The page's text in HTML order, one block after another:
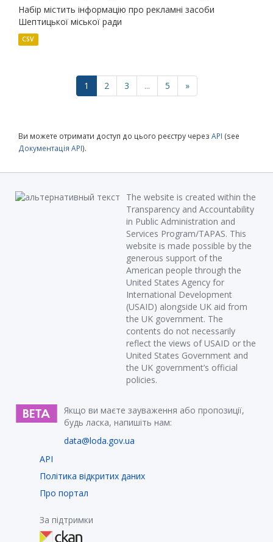
Набір містить інформацію про рекламні засоби
Шептицької міської ради
CSV
1 2 3 ... 5 »
Ви можете отримати доступ до цього реєстру через API (see
Документація API).
The website is created within the
Transparency and Accountability
in Public Administration and
Services Program/TAPAS. This
website is made possible by the
generous support of the
American people through the
United States Agency for
International Development
(USAID) alongside UK aid from
the UK government. The
contents do not necessarily
reflect the views of USAID or the
United States Government and
the UK government’s official
policies.
Якщо ви маєте зауваження або пропозиції,
будь ласка, напишіть нам:
data@loda.gov.ua
API
Політика відкритих даних
Про портал
За підтримки